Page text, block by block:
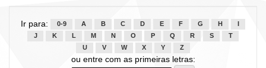
Ir para: 0-9 A B C D E F G H
J
K L M N O P Q R S
T
U
V W X Y Z
ou entre com as primeiras letras: